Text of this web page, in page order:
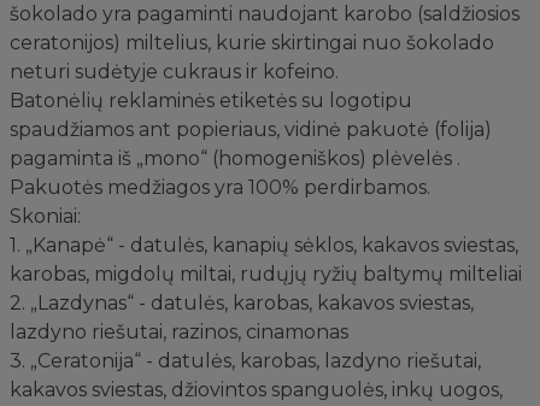
šokolado yra pagaminti naudojant karobo (saldžiosios
ceratonijos) miltelius, kurie skirtingai nuo šokolado
neturi sudėtyje cukraus ir kofeino.
Batonėlių reklaminės etiketės su logotipu
spaudžiamos ant popieriaus, vidinė pakuotė (folija)
pagaminta iš „mono“ (homogeniškos) plėvelės .
Pakuotės medžiagos yra 100% perdirbamos.
Skoniai:
1. „Kanapė“ - datulės, kanapių sėklos, kakavos sviestas,
karobas, migdolų miltai, rudųjų ryžių baltymų milteliai
2. „Lazdynas“ - datulės, karobas, kakavos sviestas,
lazdyno riešutai, razinos, cinamonas
3. „Ceratonija“ - datulės, karobas, lazdyno riešutai,
kakavos sviestas, džiovintos spanguolės, inkų uogos,